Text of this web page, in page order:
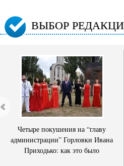
ВЫБОР
Четыре покушения на “главу
администрации” Горловки Ивана
Приходько: как это было